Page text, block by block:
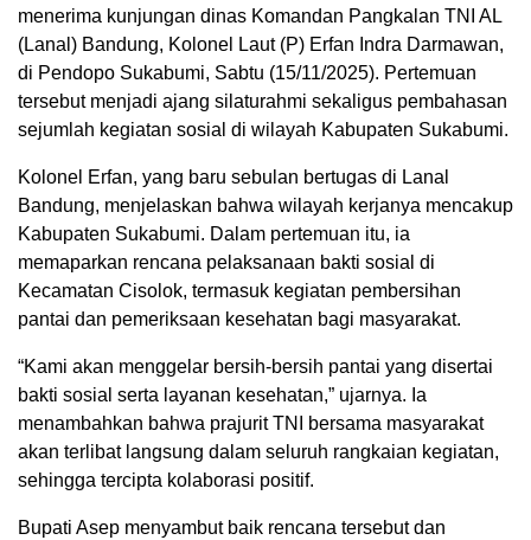
menerima kunjungan dinas Komandan Pangkalan TNI AL
(Lanal) Bandung, Kolonel Laut (P) Erfan Indra Darmawan,
di Pendopo Sukabumi, Sabtu (15/11/2025). Pertemuan
tersebut menjadi ajang silaturahmi sekaligus pembahasan
sejumlah kegiatan sosial di wilayah Kabupaten Sukabumi.
Kolonel Erfan, yang baru sebulan bertugas di Lanal
Bandung, menjelaskan bahwa wilayah kerjanya mencakup
Kabupaten Sukabumi. Dalam pertemuan itu, ia
memaparkan rencana pelaksanaan bakti sosial di
Kecamatan Cisolok, termasuk kegiatan pembersihan
pantai dan pemeriksaan kesehatan bagi masyarakat.
“Kami akan menggelar bersih-bersih pantai yang disertai
bakti sosial serta layanan kesehatan,” ujarnya. Ia
menambahkan bahwa prajurit TNI bersama masyarakat
akan terlibat langsung dalam seluruh rangkaian kegiatan,
sehingga tercipta kolaborasi positif.
Bupati Asep menyambut baik rencana tersebut dan